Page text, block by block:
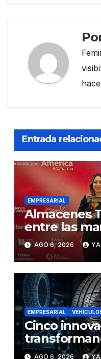
Entrada
EMPRESARIAL
Almacenes
entre las
influyentes
AGO 6, 2026
EMPRESARIAL
Cinco
losAGO 6, 2026